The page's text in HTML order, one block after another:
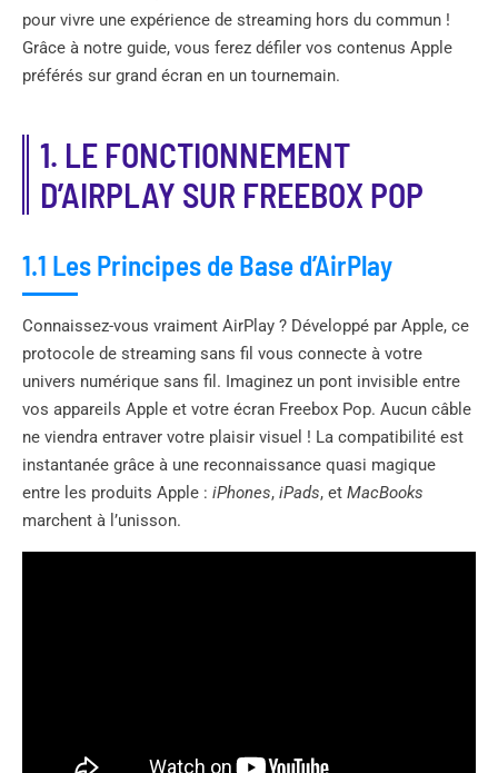
pour vivre une expérience de streaming hors du commun !
Grâce à notre guide, vous ferez défiler vos contenus Apple
préférés sur grand écran en un tournemain.
1. LE FONCTIONNEMENT
D’AIRPLAY SUR FREEBOX POP
1.1 Les Principes de Base d’AirPlay
Connaissez-vous vraiment AirPlay ? Développé par Apple, ce
protocole de streaming sans fil vous connecte à votre
univers numérique sans fil. Imaginez un pont invisible entre
vos appareils Apple et votre écran Freebox Pop. Aucun câble
ne viendra entraver votre plaisir visuel ! La compatibilité est
instantanée grâce à une reconnaissance quasi magique
entre les produits Apple : iPhones, iPads, et MacBooks
marchent à l’unisson.